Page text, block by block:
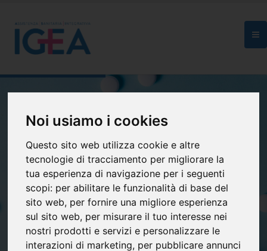
Noi usiamo i cookies
Questo sito web utilizza cookie e altre
tecnologie di tracciamento per migliorare la
tua esperienza di navigazione per i seguenti
scopi: per abilitare le funzionalità di base del
sito web, per fornire una migliore esperienza
sul sito web, per misurare il tuo interesse nei
nostri prodotti e servizi e personalizzare le
interazioni di marketing, per pubblicare annunci
ASI IGEA ETS
Benessere e salute
in modo semplice e diretto
Scopri